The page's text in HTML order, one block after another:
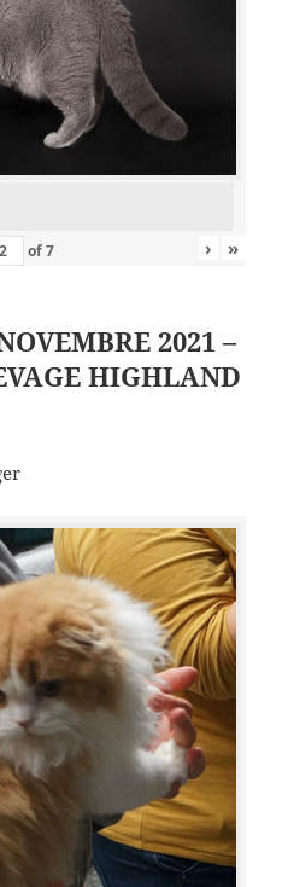
of7 › »
2021 –
HIGHLAND